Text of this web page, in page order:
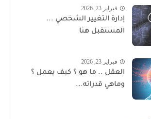
فبراير 23, 2026
إدارة التغيير الشخصي ...
المستقبل هنا
فبراير 23, 2026
العقل .. ما هو ؟ كيف يعمل ؟
وماهي قدراته...